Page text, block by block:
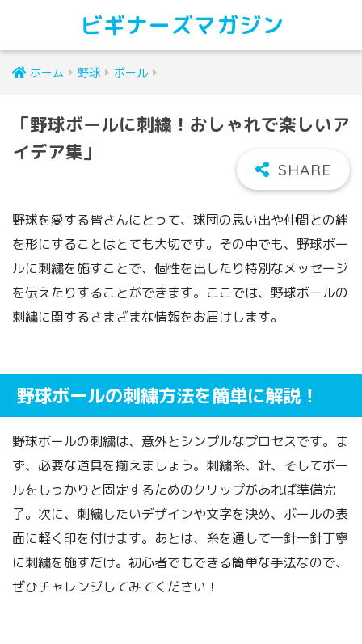
ビギナーズマガジン
ホーム 野球 ボール
「野球ボールに刺繍！おしゃれで楽しいア
イデア集」
野球を愛する皆さんにとって、球団の思い出や仲間との絆
を形にすることはとても大切です。その中でも、野球ボー
ルに刺繍を施すことで、個性を出したり特別なメッセージ
を伝えたりすることができます。ここでは、野球ボールの
刺繍に関するさまざまな情報をお届けします。
野球ボールの刺繍方法を簡単に解説！
野球ボールの刺繍は、意外とシンプルなプロセスです。ま
ず、必要な道具を揃えましょう。刺繍糸、針、そしてボー
ルをしっかりと固定するためのクリップがあれば準備完
了。次に、刺繍したいデザインや文字を決め、ボールの表
面に軽く印を付けます。あとは、糸を通して一針一針丁寧
に刺繍を施すだけ。初心者でもできる簡単な手法なので、
ぜひチャレンジしてみてください！